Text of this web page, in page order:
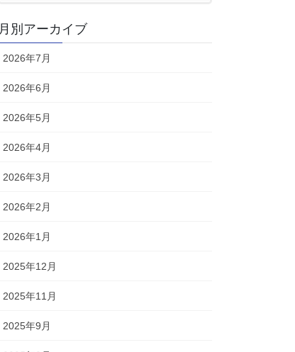
月別アーカイブ
2026年7月
2026年6月
2026年5月
2026年4月
2026年3月
2026年2月
2026年1月
2025年12月
2025年11月
2025年9月